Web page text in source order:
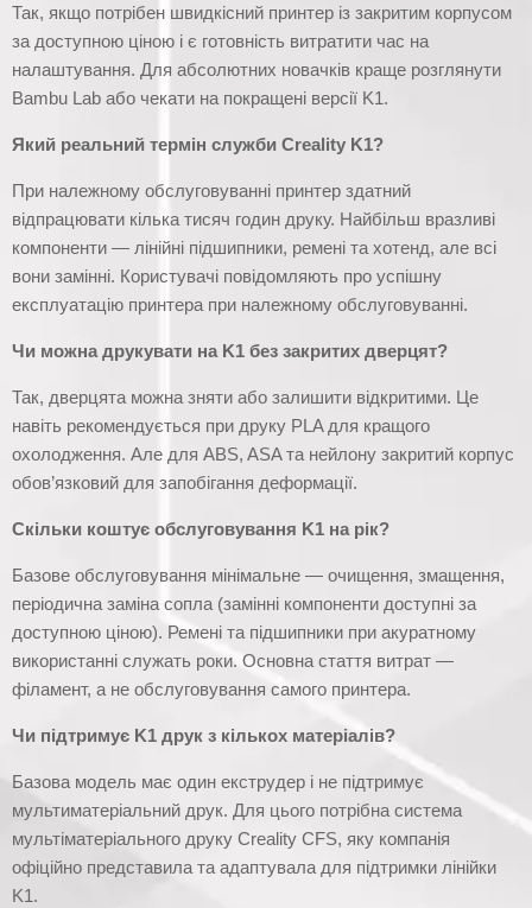
Так, якщо потрібен швидкісний принтер із закритим корпусом
за доступною ціною і є готовність витратити час на
налаштування. Для абсолютних новачків краще розглянути
Bambu Lab або чекати на покращені версії K1.
Який реальний термін служби Creality K1?
При належному обслуговуванні принтер здатний
відпрацювати кілька тисяч годин друку. Найбільш вразливі
компоненти — лінійні підшипники, ремені та хотенд, але всі
вони замінні. Користувачі повідомляють про успішну
експлуатацію принтера при належному обслуговуванні.
Чи можна друкувати на K1 без закритих дверцят?
Так, дверцята можна зняти або залишити відкритими. Це
навіть рекомендується при друку PLA для кращого
охолодження. Але для ABS, ASA та нейлону закритий корпус
обов’язковий для запобігання деформації.
Скільки коштує обслуговування K1 на рік?
Базове обслуговування мінімальне — очищення, змащення,
періодична заміна сопла (замінні компоненти доступні за
доступною ціною). Ремені та підшипники при акуратному
використанні служать роки. Основна стаття витрат —
філамент, а не обслуговування самого принтера.
Чи підтримує K1 друк з кількох матеріалів?
Базова модель має один екструдер і не підтримує
мультиматеріальний друк. Для цього потрібна система
мультіматеріального друку Creality CFS, яку компанія
офіційно представила та адаптувала для підтримки лінійки
K1.